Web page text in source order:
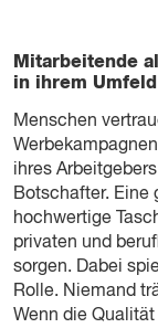
Mitarbeitende
in ihrem Umfeld
Menschen
ihres
Botschafter. Eine
hochwertige
privaten und
sorgen. Dabei
Rolle. Niemand
Wenn die